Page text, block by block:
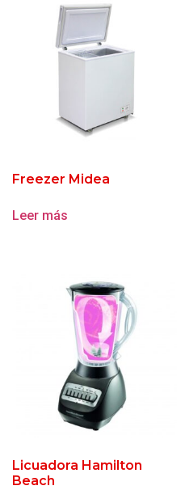
Freezer Midea
Leer más
Licuadora Hamilton
Beach